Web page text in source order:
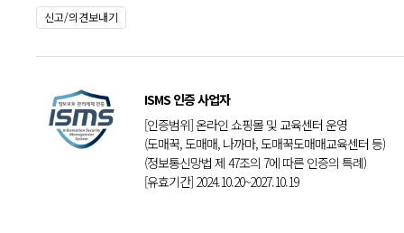
신고/의견보내기
ISMS 인증 사업자
[인증범위] 온라인 쇼핑몰 및 교육센터 운영
(도매꾹, 도매매, 나까마, 도매꾹도매매교육센터 등)
(정보통신망법 제 47조의 7에 따른 인증의 특례)
[유효기간] 2024.10.20~2027.10.19